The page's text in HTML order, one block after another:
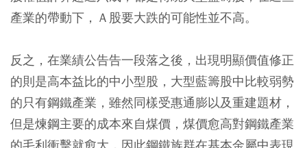
產業的帶動下，Ａ股要大跌的可能性並不高。
反之，在業績公告告一段落之後，出現明顯價值修正
的則是高本益比的中小型股，大型藍籌股中比較弱勢
的只有鋼鐵產業，雖然同樣受惠通膨以及重建題材，
但是煉鋼主要的成本來自煤價，煤價愈高對鋼鐵產業